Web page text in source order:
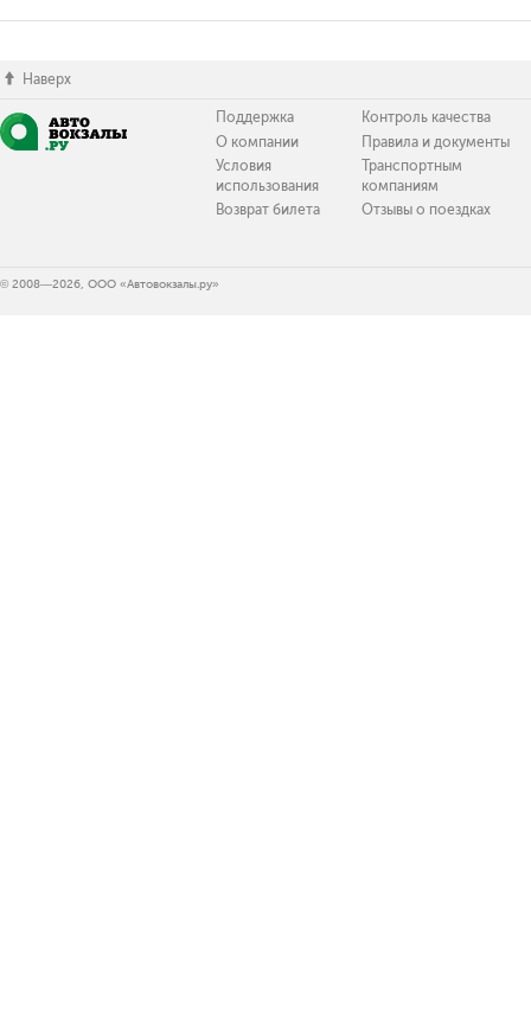
Наверх
Поддержка
О компании
Условия
использования
Возврат билета
Контроль качества
Правила и документы
Транспортным
компаниям
Отзывы о поездках
© 2008—2026, ООО «Автовокзалы.ру»